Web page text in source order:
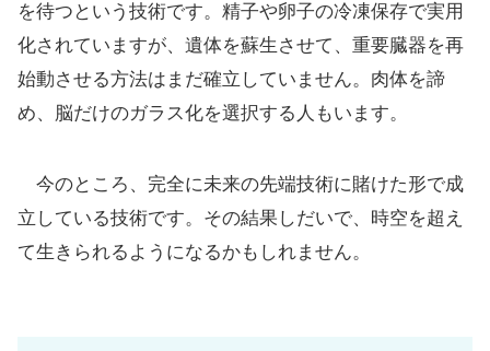
を待つという技術です。精子や卵子の冷凍保存で実用
化されていますが、遺体を蘇生させて、重要臓器を再
始動させる方法はまだ確立していません。肉体を諦
め、脳だけのガラス化を選択する人もいます。
今のところ、完全に未来の先端技術に賭けた形で成
立している技術です。その結果しだいで、時空を超え
て生きられるようになるかもしれません。